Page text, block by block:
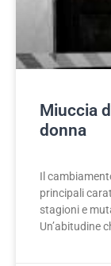
Miuccia
donna
Il
principali
stagioni e
Un’abitudine